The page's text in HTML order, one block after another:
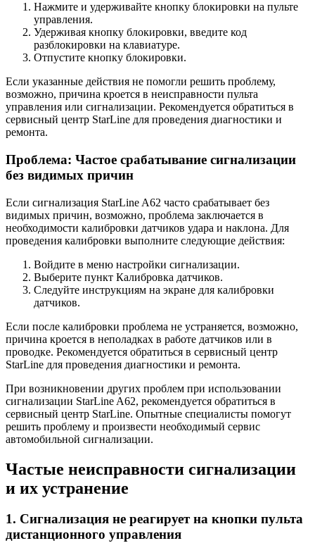
Нажмите и удерживайте кнопку блокировки на пульте
управления.
Удерживая кнопку блокировки, введите код
разблокировки на клавиатуре.
Отпустите кнопку блокировки.
Если указанные действия не помогли решить проблему,
возможно, причина кроется в неисправности пульта
управления или сигнализации. Рекомендуется обратиться в
сервисный центр StarLine для проведения диагностики и
ремонта.
Проблема: Частое срабатывание сигнализации
без видимых причин
Если сигнализация StarLine A62 часто срабатывает без
видимых причин, возможно, проблема заключается в
необходимости калибровки датчиков удара и наклона. Для
проведения калибровки выполните следующие действия:
Войдите в меню настройки сигнализации.
Выберите пункт Калибровка датчиков.
Следуйте инструкциям на экране для калибровки
датчиков.
Если после калибровки проблема не устраняется, возможно,
причина кроется в неполадках в работе датчиков или в
проводке. Рекомендуется обратиться в сервисный центр
StarLine для проведения диагностики и ремонта.
При возникновении других проблем при использовании
сигнализации StarLine A62, рекомендуется обратиться в
сервисный центр StarLine. Опытные специалисты помогут
решить проблему и произвести необходимый сервис
автомобильной сигнализации.
Частые неисправности сигнализации
и их устранение
1. Сигнализация не реагирует на кнопки пульта
дистанционного управления